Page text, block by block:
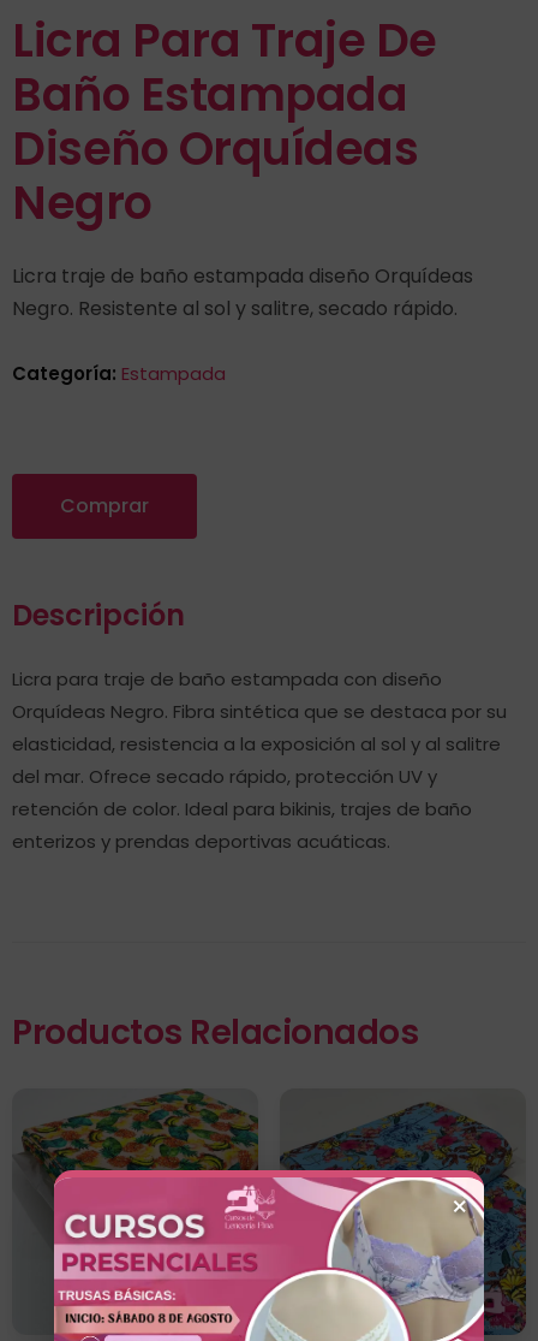
Licra Para Traje De
Baño Estampada
Diseño Orquídeas
Negro
Licra traje de baño estampada diseño Orquídeas
Negro. Resistente al sol y salitre, secado rápido.
Categoría: Estampada
Comprar
Descripción
Licra para traje de baño estampada con diseño
Orquídeas Negro. Fibra sintética que se destaca por su
elasticidad, resistencia a la exposición al sol y al salitre
del mar. Ofrece secado rápido, protección UV y
retención de color. Ideal para bikinis, trajes de baño
enterizos y prendas deportivas acuáticas.
Productos Relacionados
×